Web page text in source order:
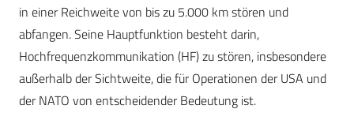
in einer Reichweite von bis zu 5.000 km stören und
abfangen. Seine Hauptfunktion besteht darin,
Hochfrequenzkommunikation (HF) zu stören, insbesondere
außerhalb der Sichtweite, die für Operationen der USA und
der NATO von entscheidender Bedeutung ist.